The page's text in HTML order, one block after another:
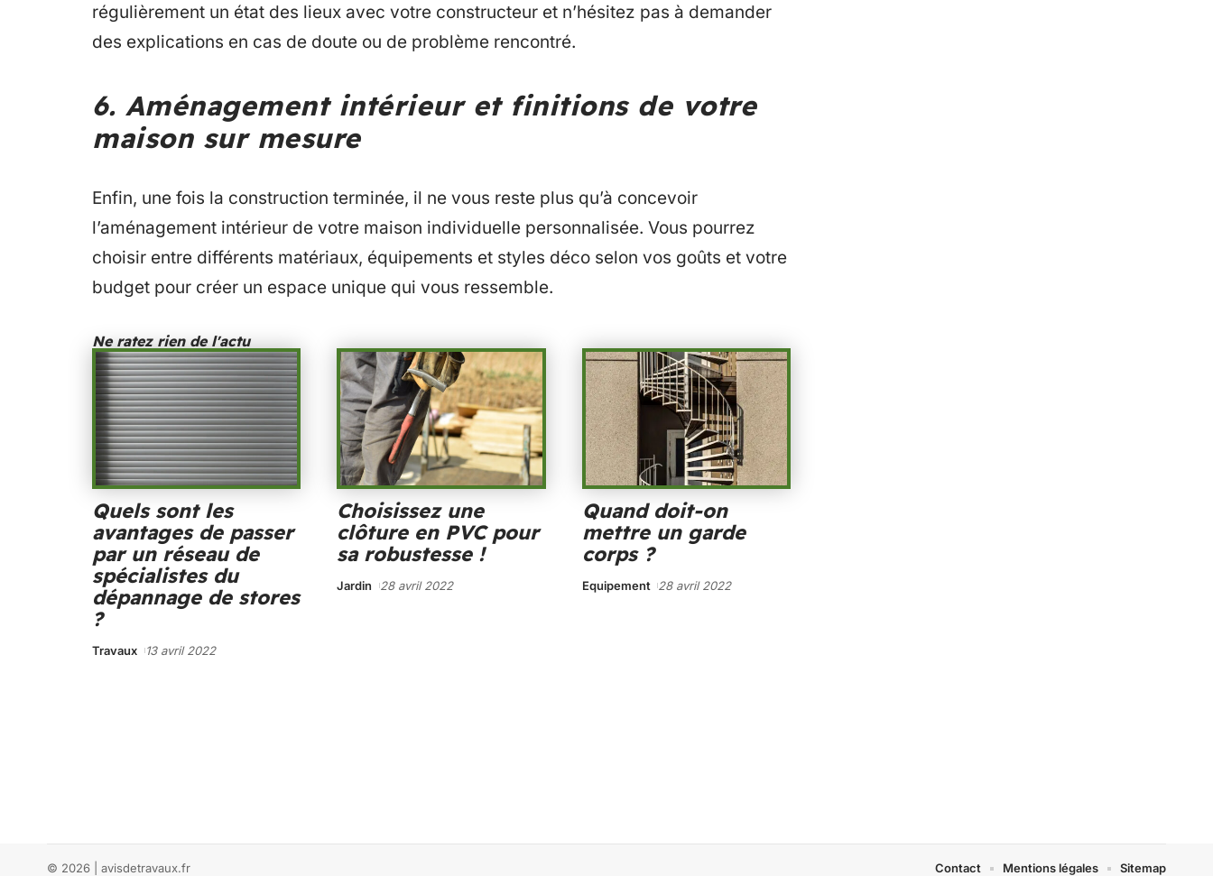
régulièrement un état des lieux avec votre constructeur et n’hésitez pas à demander
des explications en cas de doute ou de problème rencontré.
6. Aménagement intérieur et finitions de votre
maison sur mesure
Enfin, une fois la construction terminée, il ne vous reste plus qu’à concevoir
l’aménagement intérieur de votre maison individuelle personnalisée. Vous pourrez
choisir entre différents matériaux, équipements et styles déco selon vos goûts et votre
budget pour créer un espace unique qui vous ressemble.
Ne ratez rien de l'actu
Quels sont les
avantages de passer
par un réseau de
spécialistes du
dépannage de stores
?
Travaux 13 avril 2022
Choisissez une
clôture en PVC pour
sa robustesse !
Jardin 28 avril 2022
Quand doit-on
mettre un garde
corps ?
Equipement 28 avril 2022
© 2026 | avisdetravaux.fr Contact Mentions légales Sitemap